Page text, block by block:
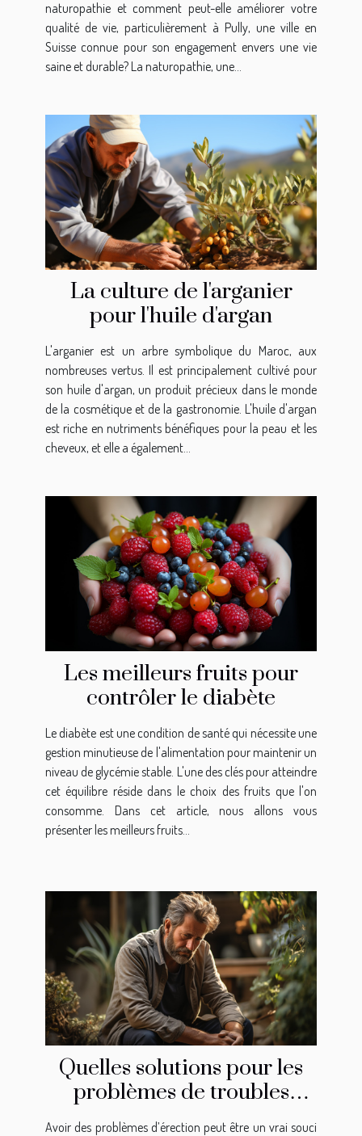
naturopathie et comment peut-elle améliorer votre
qualité de vie, particulièrement à Pully, une ville en
Suisse connue pour son engagement envers une vie
saine et durable? La naturopathie, une...
La culture de l'arganier
pour l'huile d'argan
L'arganier est un arbre symbolique du Maroc, aux
nombreuses vertus. Il est principalement cultivé pour
son huile d'argan, un produit précieux dans le monde
de la cosmétique et de la gastronomie. L'huile d'argan
est riche en nutriments bénéfiques pour la peau et les
cheveux, et elle a également...
Les meilleurs fruits pour
contrôler le diabète
Le diabète est une condition de santé qui nécessite une
gestion minutieuse de l'alimentation pour maintenir un
niveau de glycémie stable. L'une des clés pour atteindre
cet équilibre réside dans le choix des fruits que l'on
consomme. Dans cet article, nous allons vous
présenter les meilleurs fruits...
Quelles solutions pour les
problèmes de troubles
d’érection ?
Avoir des problèmes d’érection peut être un vrai souci